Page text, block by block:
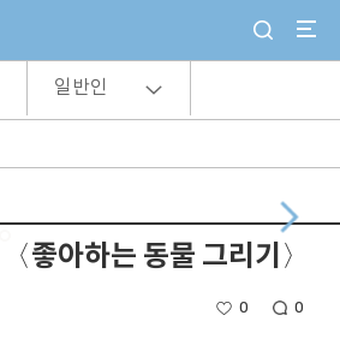
일반인
좋아하는 동물 그리기〉
0 0